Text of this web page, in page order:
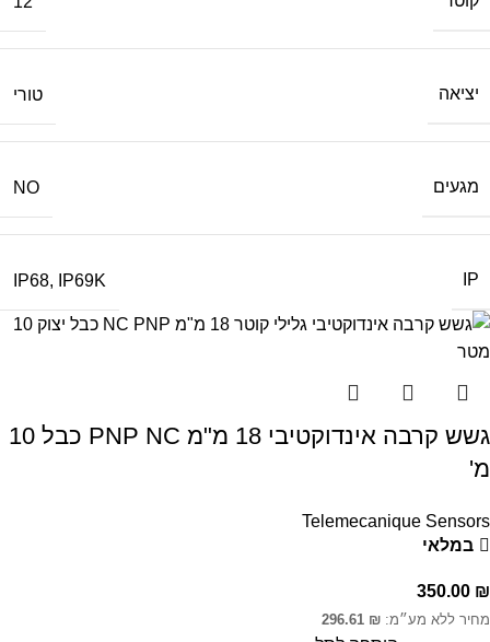
יציאה טורי
מגעים NO
IP
IP68, IP69K
גשש קרבה אינדוקטיבי 18 מ"מ PNP NC כבל 10
מ'
Telemecanique Sensors
במלאי
350.00 ₪
מחיר ללא מע״מ: 296.61 ₪